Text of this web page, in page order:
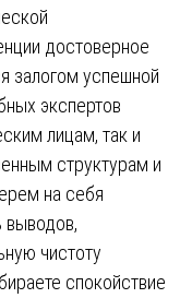
достоверное
залогом успешной
экспертов
лицам, так и
структурам и
на себя
выводов,
чистоту
спокойствие